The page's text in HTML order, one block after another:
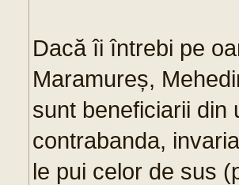
Dacă îi întrebi pe
Maramureș,
sunt beneficiarii din
contrabanda,
le pui celor de sus